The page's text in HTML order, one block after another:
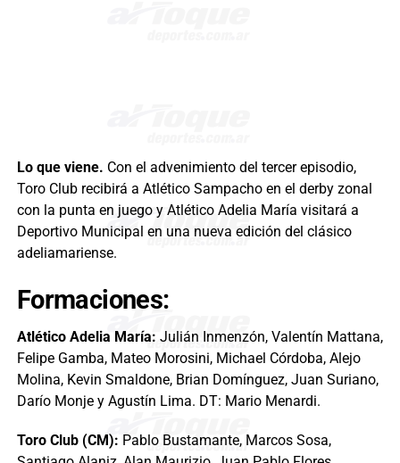
Lo que viene. Con el advenimiento del tercer episodio,
Toro Club recibirá a Atlético Sampacho en el derby zonal
con la punta en juego y Atlético Adelia María visitará a
Deportivo Municipal en una nueva edición del clásico
adeliamariense.
Formaciones:
Atlético Adelia María: Julián Inmenzón, Valentín Mattana,
Felipe Gamba, Mateo Morosini, Michael Córdoba, Alejo
Molina, Kevin Smaldone, Brian Domínguez, Juan Suriano,
Darío Monje y Agustín Lima. DT: Mario Menardi.
Toro Club (CM): Pablo Bustamante, Marcos Sosa,